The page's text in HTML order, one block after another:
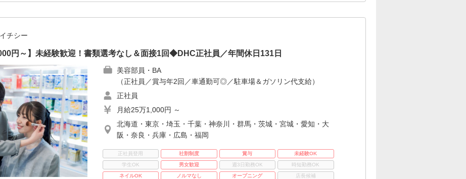
チシー
円～】未経験歓迎！書類選考なし＆面接1回◆DHC正社員／年間休日131日
美容部員・BA
（正社員／賞与年2回／車通勤可◎／駐車場＆ガソリン代支給）
正社員
月給25万1,000円 ～
北海道・東京・埼玉・千葉・神奈川・群馬・茨城・宮城・愛知・大
阪・奈良・兵庫・広島・福岡
正社員登用 社割制度 賞与
未経験OK
学生OK
男女歓迎 週3日勤務OK
時短勤務OK
ネイルOK
ノルマなし オープニング
店長候補